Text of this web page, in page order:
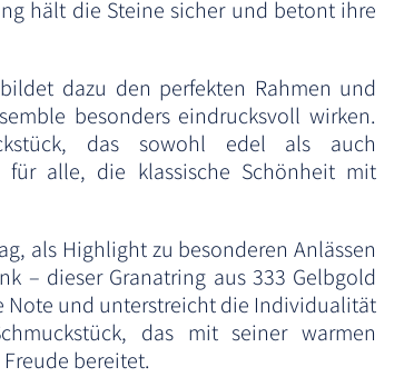
hält die Steine sicher und betont ihre
dazu den perfekten Rahmen und
besonders eindrucksvoll wirken.
das sowohl edel als auch
für alle, die klassische Schönheit mit
als Highlight zu besonderen Anlässen
– dieser Granatring aus 333 Gelbgold
und unterstreicht die Individualität
das mit seiner warmen
bereitet.